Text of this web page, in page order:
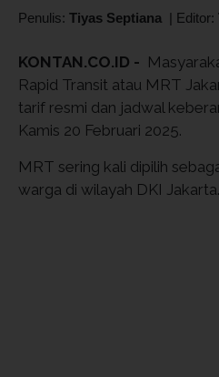
Penulis: Tiyas Septiana | Editor:
KONTAN.CO.ID -
Rapid Transit atau MRT
tarif resmi dan jadwal
Kamis 20 Februari 2025.
MRT sering kali dipilih
warga di wilayah DKI Jakarta.